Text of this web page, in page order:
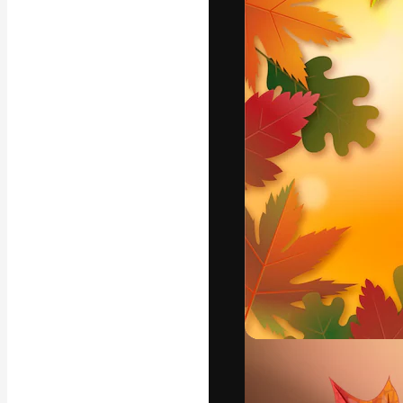
La piattaforma
migliori lavori.
creativi,
Italiano
Copyright © 2010-